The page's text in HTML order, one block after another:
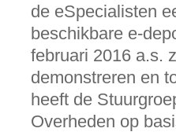
de eSpecialisten
beschikbare e-
februari 2016 a.s.
demonstreren en
heeft de
Overheden op